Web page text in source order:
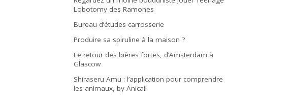
Lobotomy des Ramones
Bureau d’études carrosserie
Produire sa spiruline à la maison ?
Le retour des bières fortes, d’Amsterdam à
Glascow
Shiraseru Amu : l’application pour comprendre
les animaux, by Anicall